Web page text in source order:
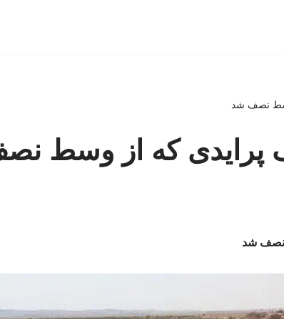
نصف شد
پرایدی که از وسط
نصف شد